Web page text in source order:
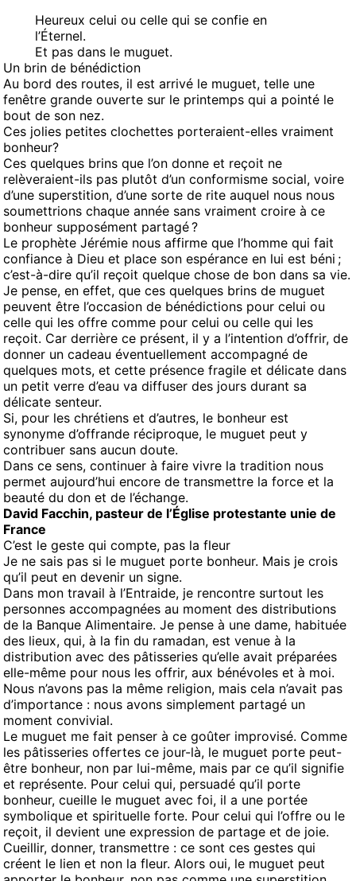
Heureux celui ou celle qui se confie en
l’Éternel.
Et pas dans le muguet.
Un brin de bénédiction
Au bord des routes, il est arrivé le muguet, telle une
fenêtre grande ouverte sur le printemps qui a pointé le
bout de son nez.
Ces jolies petites clochettes porteraient-elles vraiment
bonheur?
Ces quelques brins que l’on donne et reçoit ne
relèveraient-ils pas plutôt d’un conformisme social, voire
d’une superstition, d’une sorte de rite auquel nous nous
soumettrions chaque année sans vraiment croire à ce
bonheur supposément partagé ?
Le prophète Jérémie nous affirme que l’homme qui fait
confiance à Dieu et place son espérance en lui est béni ;
c’est-à-dire qu’il reçoit quelque chose de bon dans sa vie.
Je pense, en effet, que ces quelques brins de muguet
peuvent être l’occasion de bénédictions pour celui ou
celle qui les offre comme pour celui ou celle qui les
reçoit. Car derrière ce présent, il y a l’intention d’offrir, de
donner un cadeau éventuellement accompagné de
quelques mots, et cette présence fragile et délicate dans
un petit verre d’eau va diffuser des jours durant sa
délicate senteur.
Si, pour les chrétiens et d’autres, le bonheur est
synonyme d’offrande réciproque, le muguet peut y
contribuer sans aucun doute.
Dans ce sens, continuer à faire vivre la tradition nous
permet aujourd’hui encore de transmettre la force et la
beauté du don et de l’échange.
David Facchin, pasteur de l’Église protestante unie de
France
C’est le geste qui compte, pas la fleur
Je ne sais pas si le muguet porte bonheur. Mais je crois
qu’il peut en devenir un signe.
Dans mon travail à l’Entraide, je rencontre surtout les
personnes accompagnées au moment des distributions
de la Banque Alimentaire. Je pense à une dame, habituée
des lieux, qui, à la fin du ramadan, est venue à la
distribution avec des pâtisseries qu’elle avait préparées
elle-même pour nous les offrir, aux bénévoles et à moi.
Nous n’avons pas la même religion, mais cela n’avait pas
d’importance : nous avons simplement partagé un
moment convivial.
Le muguet me fait penser à ce goûter improvisé. Comme
les pâtisseries offertes ce jour-là, le muguet porte peut-
être bonheur, non par lui-même, mais par ce qu’il signifie
et représente. Pour celui qui, persuadé qu’il porte
bonheur, cueille le muguet avec foi, il a une portée
symbolique et spirituelle forte. Pour celui qui l’offre ou le
reçoit, il devient une expression de partage et de joie.
Cueillir, donner, transmettre : ce sont ces gestes qui
créent le lien et non la fleur. Alors oui, le muguet peut